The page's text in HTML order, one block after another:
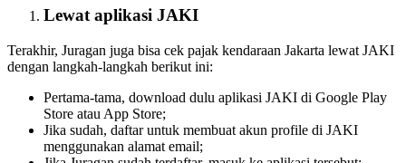
Lewat aplikasi JAKI
Terakhir, Juragan juga bisa cek pajak kendaraan Jakarta lewat JAKI
dengan langkah-langkah berikut ini:
Pertama-tama, download dulu aplikasi JAKI di Google Play
Store atau App Store;
Jika sudah, daftar untuk membuat akun profile di JAKI
menggunakan alamat email;